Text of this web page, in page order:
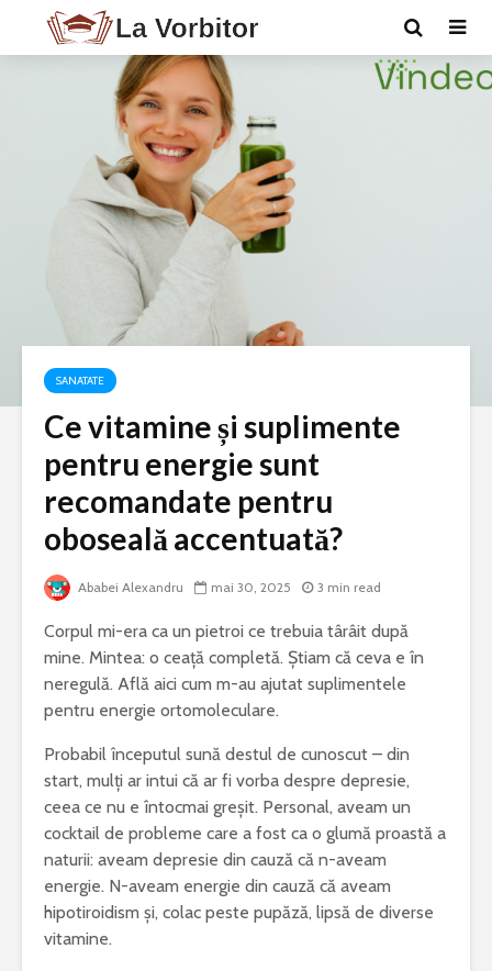
SANATATE
Ce vitamine și suplimente
pentru energie sunt
recomandate pentru
oboseală accentuată?
Ababei Alexandru mai 30, 2025 3 min read
Corpul mi-era ca un pietroi ce trebuia târâit după
mine. Mintea: o ceață completă. Știam că ceva e în
neregulă. Află aici cum m-au ajutat suplimentele
pentru energie ortomoleculare.
Probabil începutul sună destul de cunoscut – din
start, mulți ar intui că ar fi vorba despre depresie,
ceea ce nu e întocmai greșit. Personal, aveam un
cocktail de probleme care a fost ca o glumă proastă a
naturii: aveam depresie din cauză că n-aveam
energie. N-aveam energie din cauză că aveam
hipotiroidism și, colac peste pupăză, lipsă de diverse
vitamine.
Bormașina potrivită
bricolaj acasă
Ce poți vizita într-
un weekend în
județul Gorj
Ziua Mondială a
există această zi și
care este mesajul
transmis la nivel
global
Sony
frigorifice